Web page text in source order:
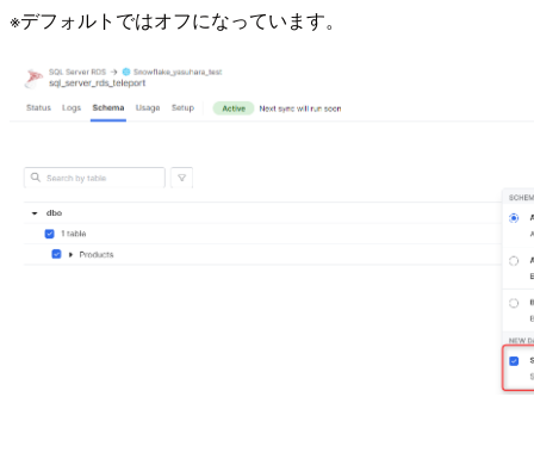
※デフォルトではオフになっています。